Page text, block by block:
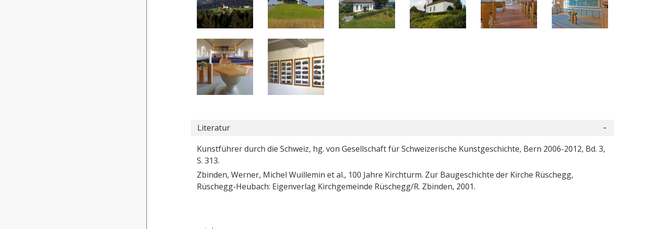
Literatur
Kunstführer durch die Schweiz, hg. von Gesellschaft für Schweizerische Kunstgeschichte, Bern 2006-2012, Bd. 3,
S. 313.
Zbinden, Werner, Michel Wuillemin et al., 100 Jahre Kirchturm. Zur Baugeschichte der Kirche Rüschegg,
Rüschegg-Heubach: Eigenverlag Kirchgemeinde Rüschegg/R. Zbinden, 2001.